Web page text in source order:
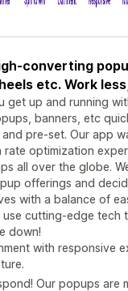
converting
etc. Work
get up and running
banners, etc
pre-set. Our app
rate optimization
all over the globe.
offerings and
with a balance of
use cutting-edge tech
down!
with responsive
Our popups are